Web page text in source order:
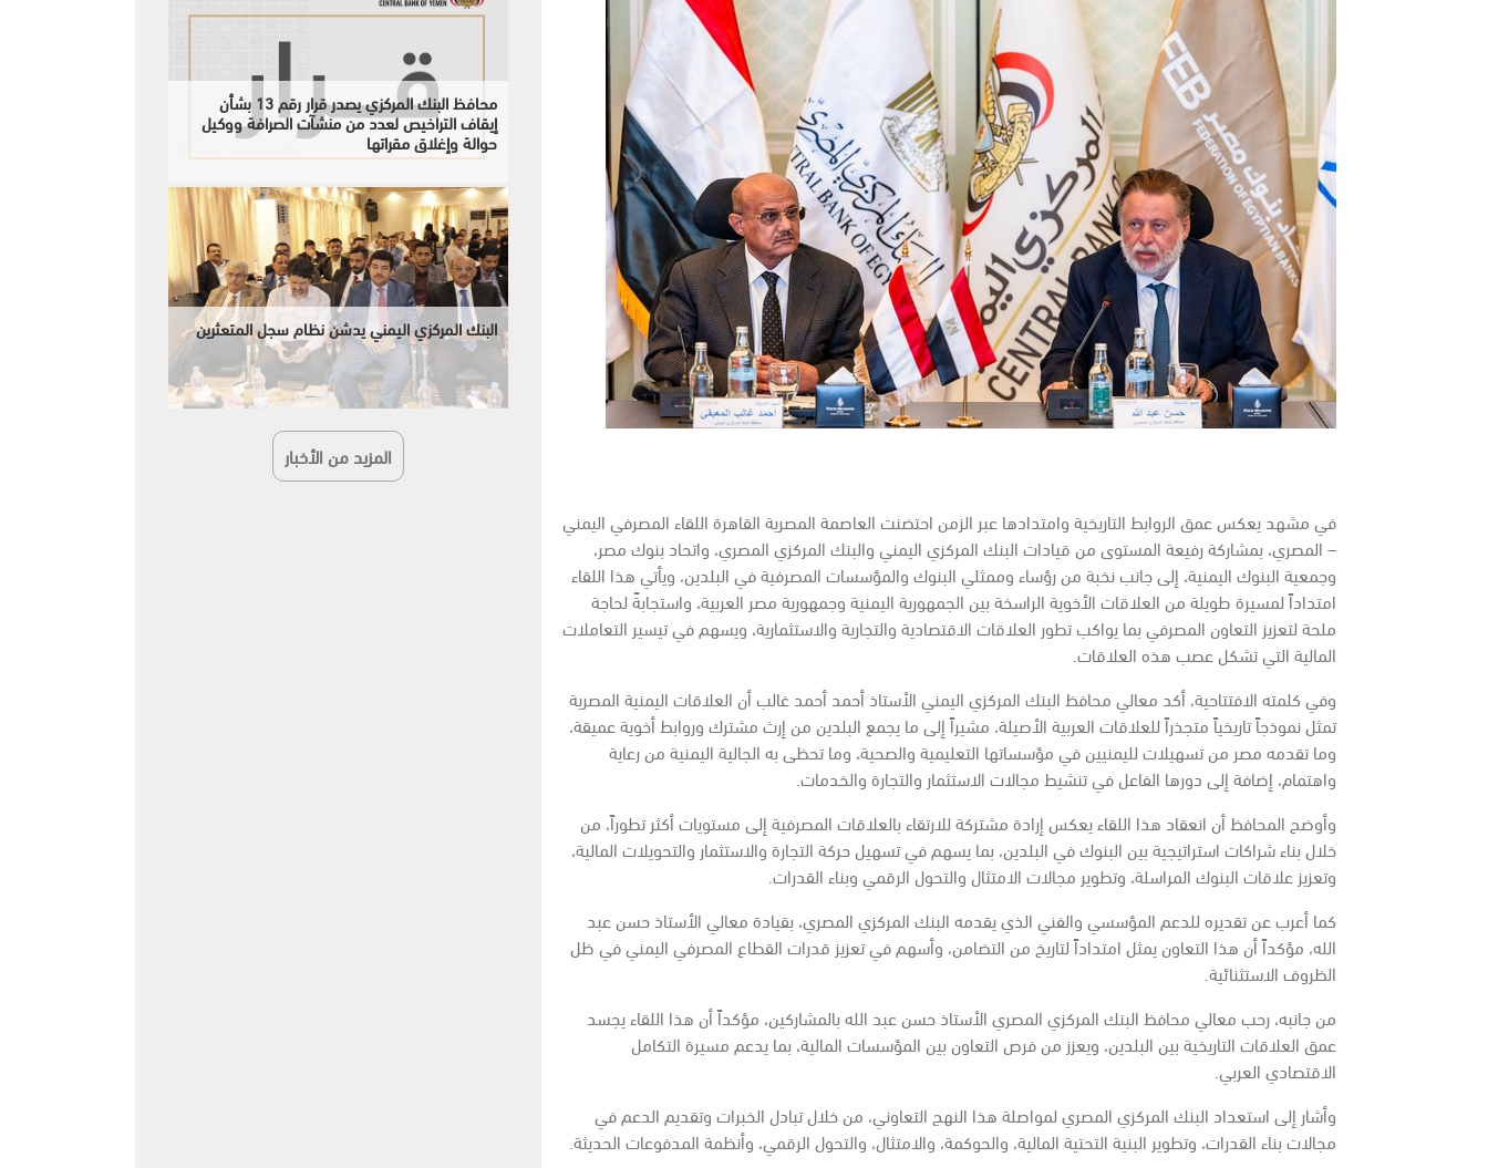
في مشهد يعكس عمق الروابط التاريخية وامتدادها عبر الزمن احتضنت العاصمة المصرية القاهرة اللقاء المصرفي اليمني
– المصري، بمشاركة رفيعة المستوى من قيادات البنك المركزي اليمني والبنك المركزي المصري، واتحاد بنوك مصر،
وجمعية البنوك اليمنية، إلى جانب نخبة من رؤساء وممثلي البنوك والمؤسسات المصرفية في البلدين، ويأتي هذا اللقاء
امتداداً لمسيرة طويلة من العلاقات الأخوية الراسخة بين الجمهورية اليمنية وجمهورية مصر العربية، واستجابةً لحاجة
ملحة لتعزيز التعاون المصرفي بما يواكب تطور العلاقات الاقتصادية والتجارية والاستثمارية، ويسهم في تيسير التعاملات
المالية التي تشكل عصب هذه العلاقات.
وفي كلمته الافتتاحية، أكد معالي محافظ البنك المركزي اليمني الأستاذ أحمد أحمد غالب أن العلاقات اليمنية المصرية
تمثل نموذجاً تاريخياً متجذراً للعلاقات العربية الأصيلة، مشيراً إلى ما يجمع البلدين من إرث مشترك وروابط أخوية عميقة،
وما تقدمه مصر من تسهيلات لليمنيين في مؤسساتها التعليمية والصحية، وما تحظى به الجالية اليمنية من رعاية
واهتمام، إضافة إلى دورها الفاعل في تنشيط مجالات الاستثمار والتجارة والخدمات.
وأوضح المحافظ أن انعقاد هذا اللقاء يعكس إرادة مشتركة للارتقاء بالعلاقات المصرفية إلى مستويات أكثر تطوراً، من
خلال بناء شراكات استراتيجية بين البنوك في البلدين، بما يسهم في تسهيل حركة التجارة والاستثمار والتحويلات المالية،
وتعزيز علاقات البنوك المراسلة، وتطوير مجالات الامتثال والتحول الرقمي وبناء القدرات.
كما أعرب عن تقديره للدعم المؤسسي والفني الذي يقدمه البنك المركزي المصري، بقيادة معالي الأستاذ حسن عبد
الله، مؤكداً أن هذا التعاون يمثل امتداداً لتاريخ من التضامن، وأسهم في تعزيز قدرات القطاع المصرفي اليمني في ظل
الظروف الاستثنائية.
من جانبه، رحب معالي محافظ البنك المركزي المصري الأستاذ حسن عبد الله بالمشاركين، مؤكداً أن هذا اللقاء يجسد
عمق العلاقات التاريخية بين البلدين، ويعزز من فرص التعاون بين المؤسسات المالية، بما يدعم مسيرة التكامل
الاقتصادي العربي.
وأشار إلى استعداد البنك المركزي المصري لمواصلة هذا النهج التعاوني، من خلال تبادل الخبرات وتقديم الدعم في
مجالات بناء القدرات، وتطوير البنية التحتية المالية، والحوكمة، والامتثال، والتحول الرقمي، وأنظمة المدفوعات الحديثة.
محافظ البنك المركزي يصدر قرار رقم 13 بشأن
إيقاف التراخيص لعدد من منشآت الصرافة ووكيل
حوالة وإغلاق مقراتها
البنك المركزي اليمني يدشن نظام سجل المتعثرين
المزيد من الأخبار